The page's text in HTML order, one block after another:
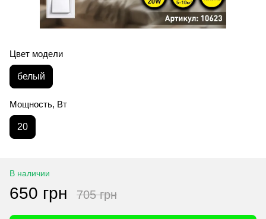
Цвет модели
белый
Мощность, Вт
20
В наличии
650 грн 705 грн